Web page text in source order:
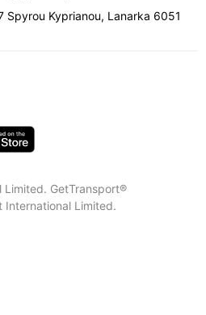
Spyrou Kyprianou, Lanarka 6051
GetTransport®
International Limited.